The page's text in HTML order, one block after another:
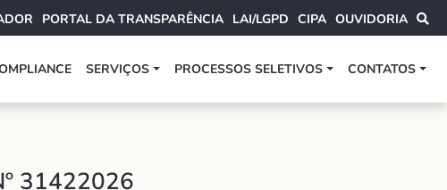
PORTAL DA TRANSPARÊNCIA LAI/LGPD CIPA OUVIDORIA
SERVIÇOS PROCESSOS SELETIVOS CONTATOS
31422026